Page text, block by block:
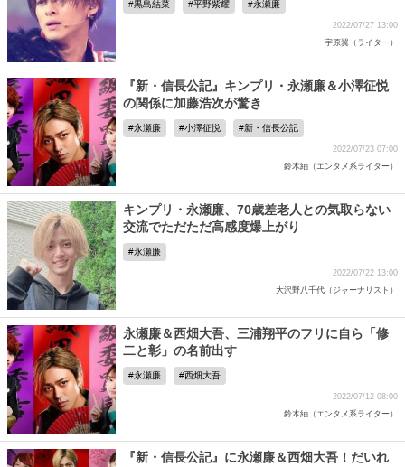
黒島結菜 平野紫耀 永瀬廉
2022/07/27 13:00
宇原翼（ライター）
『新・信長公記』キンプリ・永瀬廉＆小澤征悦
の関係に加藤浩次が驚き
永瀬廉 小澤征悦 新・信長公記
2022/07/23 07:00
鈴木紬（エンタメ系ライター）
キンプリ・永瀬廉、70歳差老人との気取らない
交流でただただ高感度爆上がり
永瀬廉
2022/07/22 13:00
大沢野八千代（ジャーナリスト）
永瀬廉＆西畑大吾、三浦翔平のフリに自ら「修
二と彰」の名前出す
永瀬廉 西畑大吾
2022/07/12 08:00
鈴木紬（エンタメ系ライター）
『新・信長公記』に永瀬廉＆西畑大吾！だいれ